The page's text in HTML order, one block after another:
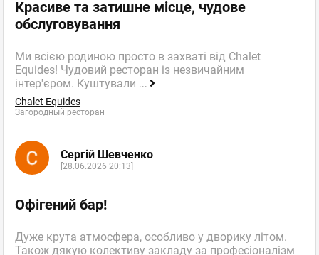
Красиве та затишне місце, чудове
обслуговування
Ми всією родиною просто в захваті від Chalet
Equides! Чудовий ресторан із незвичайним
інтер'єром. Куштували ...
Chalet Equides
Загородный ресторан
Сергій Шевченко
[28.06.2026 20:13]
Офігений бар!
Дуже крута атмосфера, особливо у дворику літом.
Також дякую колективу закладу за професіоналізм